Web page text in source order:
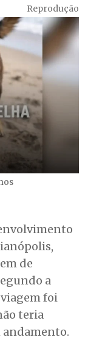
Reprodução
de
a
foi
teria
andamento.